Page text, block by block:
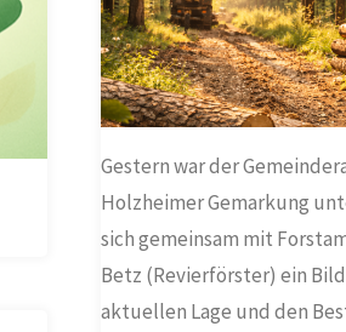
Gestern war der
Holzheimer Gemarkung
sich gemeinsam mit
Betz (Revierförster) ein
aktuellen Lage und den